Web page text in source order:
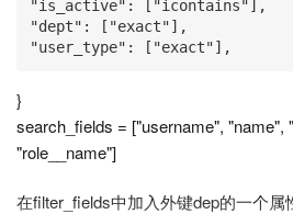
"is_active": ["icontains"],
"dept": ["exact"],
"user_type": ["exact"],
}
search_fields = ["username", "name",
"role__name"]
在filter_fields中加入外键dep的一个属